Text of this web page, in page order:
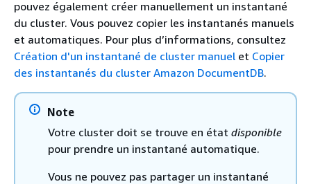
pouvez également créer manuellement un instantané
du cluster. Vous pouvez copier les instantanés manuels
et automatiques. Pour plus d’informations, consultez
Création d'un instantané de cluster manuel et Copier
des instantanés du cluster Amazon DocumentDB.
Note
Votre cluster doit se trouve en état disponible
pour prendre un instantané automatique.
Vous ne pouvez pas partager un instantané